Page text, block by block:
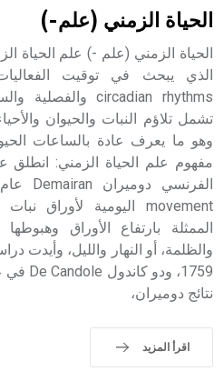
حيث تقتصر القيمة الصوتية للعلامة
الحياة الزمني (علم-)
الذي يبحث في توقيت الفعاليات
تشمل تلاؤم النبات والحيوان
مفهوم علم الحياة الزمني: انطلق
الممثلة بارتفاع الأوراق
نتائج دوميران،
اقرأ المزيد